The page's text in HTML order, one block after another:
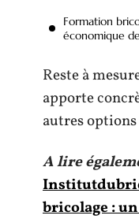
Formation
économique
Reste à
apporte
autres
A lire
bricolage :